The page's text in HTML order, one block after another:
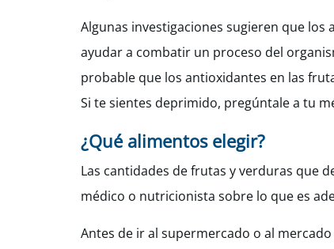
Algunas investigaciones sugieren que los
ayudar a combatir un proceso del
probable que los antioxidantes en las
Si te sientes deprimido, pregúntale a tu
¿Qué alimentos elegir?
Las cantidades de frutas y verduras que
médico o nutricionista sobre lo que es
Antes de ir al supermercado o al